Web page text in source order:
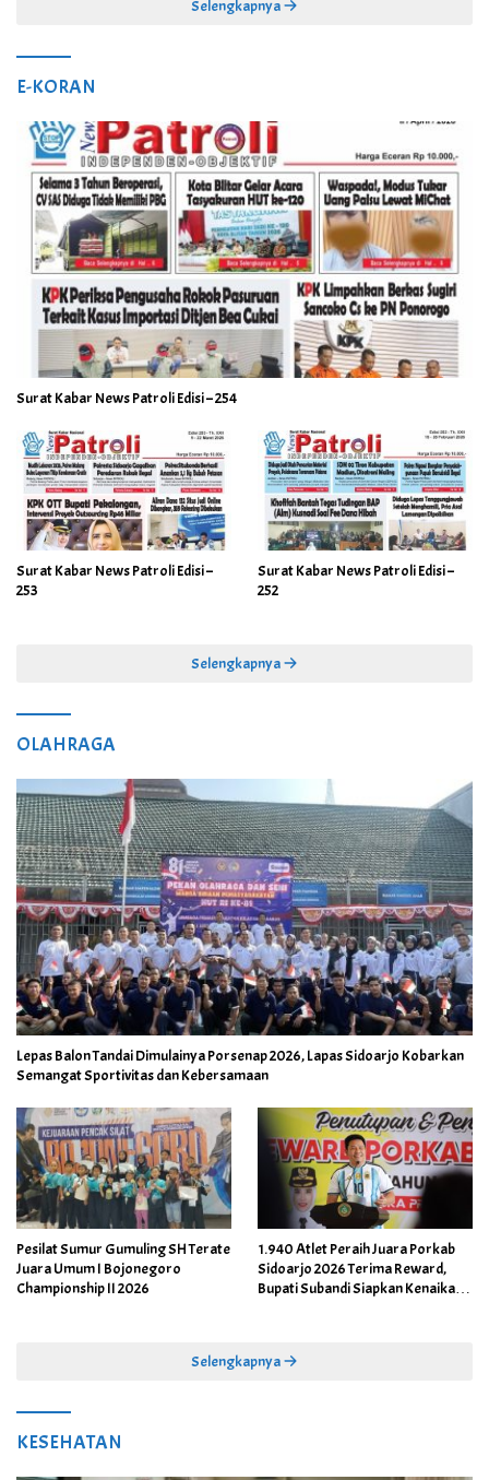
Selengkapnya
E-KORAN
Surat Kabar News Patroli Edisi – 254
Surat Kabar News Patroli Edisi –
253
Surat Kabar News Patroli Edisi –
252
Selengkapnya
OLAHRAGA
Lepas Balon Tandai Dimulainya Porsenap 2026, Lapas Sidoarjo Kobarkan
Semangat Sportivitas dan Kebersamaan
Pesilat Sumur Gumuling SH Terate
Juara Umum I Bojonegoro
Championship II 2026
1.940 Atlet Peraih Juara Porkab
Sidoarjo 2026 Terima Reward,
Bupati Subandi Siapkan Kenaikan
Selengkapnya
KESEHATAN